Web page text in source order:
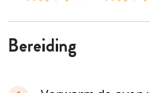
bereiding